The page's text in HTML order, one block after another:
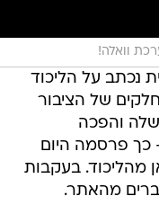
וואלה!
נכתב על הליכוד
של הציבור
שלה והפכה
כך פרסמה היום
מהליכוד. בעקבות
מהאתר.